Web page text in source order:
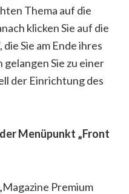
Thema auf die
klicken Sie auf die
Sie am Ende ihres
Sie zu einer
der Einrichtung des
Menüpunkt „Front
Premium